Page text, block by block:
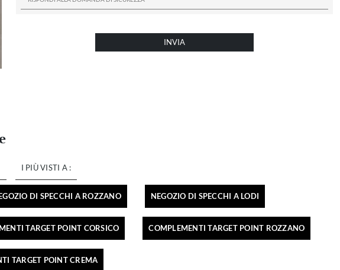
INVIA
I PIÙ VISTI A :
DI SPECCHI A ROZZANO NEGOZIO DI SPECCHI A LODI
TARGET POINT CORSICO COMPLEMENTI TARGET POINT ROZZANO
TARGET POINT CREMA